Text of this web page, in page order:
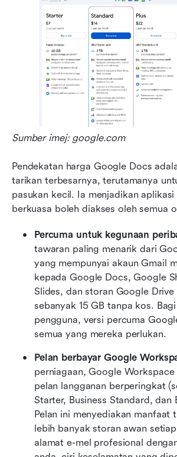
Sumber imej: google.com
Pendekatan harga Google Docs
tarikan terbesarnya, terutamanya
pasukan kecil. Ia menjadikan
berkuasa boleh diakses oleh semua
Percuma untuk kegunaan
tawaran paling menarik dari
yang mempunyai akaun Gmail
kepada Google Docs, Google
Slides, dan storan Google Drive
sebanyak 15 GB tanpa kos.
pengguna, versi percuma
semua yang mereka perlukan.
Pelan berbayar Google
perniagaan, Google Workspace
pelan langganan berperingkat
Starter, Business Standard, dan
Pelan ini menyediakan manfaat
lebih banyak storan awan
alamat e-mel profesional